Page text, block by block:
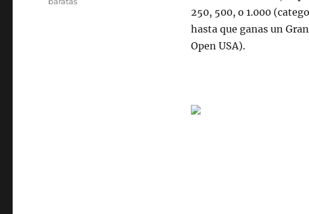
250, 500, o 1.000
hasta que ganas un
Open USA).